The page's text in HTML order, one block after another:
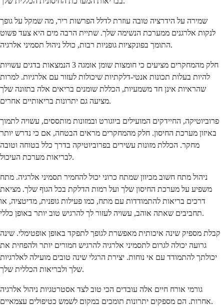
שמירה על הידרציה טובה עוזרת לדלל הפרשות ריר, מה שמקל על גופך
לנקות אלרגנים ממערכת הנשימה שלך. שתיית הרבה מים היא צעד פשוט
התומך בפונקציות גופניות רבות, כולל ניהול תסמיני אלרגיה.
חלק מהמחקרים מציעים כי חומצות שומן אומגה 3 הנמצאות בדגים עשויות
להיות בעלות תכונות אנטי-דלקתיות שיכולות לעזור עם אלרגיות. למרות
שהראיות אינן חד משמעיות, הכללת שומנים בריאים אלה בתזונה שלך
מציעה גם יתרונות בריאותיים אחרים.
פרוביוטיקה, החיידקים המועילים ביוגורט ובמזונות מותססים, עשויה לתמוך
באיזון מערכת החיסון. חלק מהמחקרים מראים הבטחה, אם כי נדרש יותר
מחקר. הכללת מזונות עשירים בפרוביוטיקה בדרך כלל בטוחה וטובה
לבריאות מערכת העיכול.
ניהול מתח חשוב מכיוון שמתח כרוני יכול להחמיר תסמיני אלרגיה. מתח
משפיע על מערכת החיסון שלך ועל רמות הדלקת בכל הגוף שלך. מציאת
דרכים בריאות להתמודדות עם מתח, כמו פעילות גופנית, מדיטציה, או
תחביבים שאתה אוהב, עשויה לעזור לך להרגיש טוב יותר באופן כללי.
קבלת מספיק שינה איכותית מאפשרת לגופך לתפקד באופן אופטימלי. שינה
גרועה יכולה לגרום לתסמיני אלרגיה להרגיש חמורים יותר ולהפחית את
יכולתך להתמודד עם אי נוחות. יצירת הרגלי שינה טובים מועילה לאלרגיות
שלך ולבריאות הכללית שלך.
גורמי אורח חיים אלה עובדים הכי טוב לצד אסטרטגיות ניהול אלרגיה
אחרות. הם מספקים יתרונות תומכים במקום לשמש כטיפולים עצמאיים.